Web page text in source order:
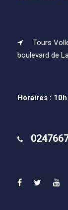
Tours
boulevard de
Horaires :